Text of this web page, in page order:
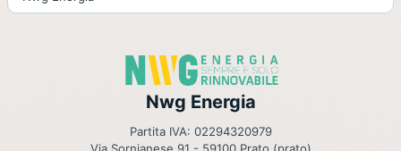
Nwg Energia
Partita IVA: 02294320979
Via Sornianese 91 - 59100 Prato (prato)